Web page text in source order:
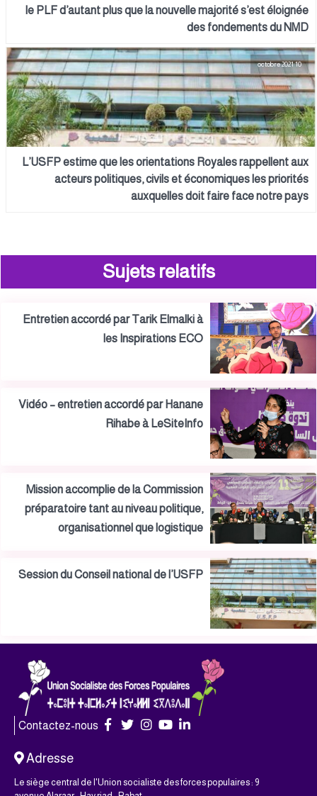
le PLF d’autant plus que la nouvelle majorité s’est éloignée
des fondements du NMD
10 octobre 2021
L’USFP estime que les orientations Royales rappellent aux
acteurs politiques, civils et économiques les priorités
auxquelles doit faire face notre pays
Sujets relatifs
Entretien accordé par Tarik Elmalki à
les Inspirations ECO
Vidéo – entretien accordé par Hanane
Rihabe à LeSiteInfo
Mission accomplie de la Commission
préparatoire tant au niveau politique,
organisationnel que logistique
Session du Conseil national de l’USFP
Contactez-nous
Adresse
Le siège central de l'Union socialiste des forces populaires : 9